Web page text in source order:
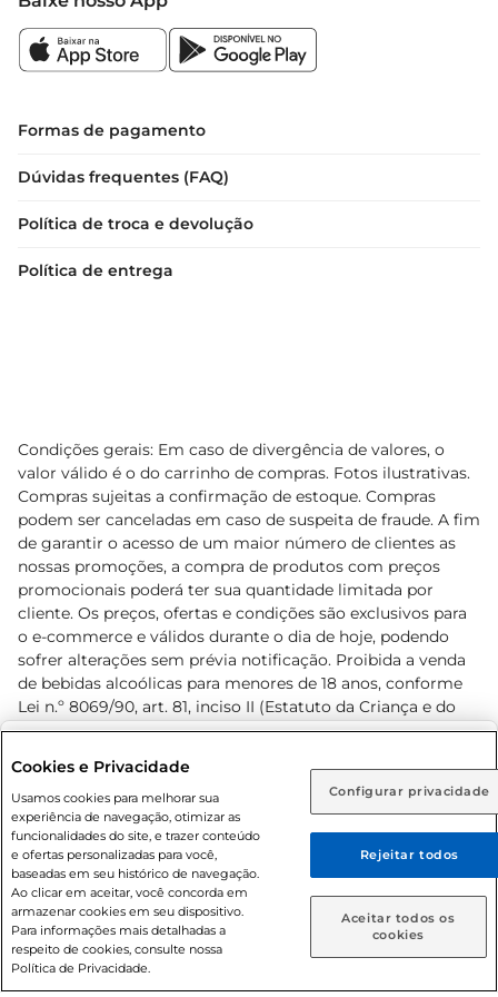
Rio de Janeiro (RJ) Goiás (GO)
Ou
Caso queira comprar online, informe como deseja receber
suas compras:
Entrega em casa Retire em Loja
Formas de pagamento
Dúvidas frequentes (FAQ)
Política de troca e devolução
Política de entrega
Condições gerais: Em caso de divergência de valores, o
valor válido é o do carrinho de compras. Fotos ilustrativas.
Compras sujeitas a confirmação de estoque. Compras
podem ser canceladas em caso de suspeita de fraude. A fim
de garantir o acesso de um maior número de clientes as
nossas promoções, a compra de produtos com preços
promocionais poderá ter sua quantidade limitada por
cliente. Os preços, ofertas e condições são exclusivos para
o e-commerce e válidos durante o dia de hoje, podendo
sofrer alterações sem prévia notificação. Proibida a venda
de bebidas alcoólicas para menores de 18 anos, conforme
Lei n.º 8069/90, art. 81, inciso II (Estatuto da Criança e do
Adolescente). Preços e condições exclusivos para o
prévio. O valor mínimo para as compras on-line é de R$
80,00.
© 2026 Copyright. Todos os direitos
reservados Prezunic.
Cookies e Privacidade
Usamos cookies para melhorar sua
experiência de navegação, otimizar as
funcionalidades do site, e trazer conteúdo
e ofertas personalizadas para você,
baseadas em seu histórico de navegação.
Ao clicar em aceitar, você concorda em
armazenar cookies em seu dispositivo.
Para informações mais detalhadas a
respeito de cookies, consulte nossa
Política de Privacidade.
Configurar privacidade
Rejeitar todos
Aceitar todos os
cookies